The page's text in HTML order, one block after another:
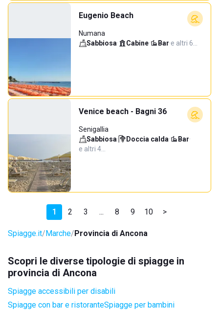
Eugenio Beach
Numana
Sabbiosa· Cabine· Bar·e altri 6…
Venice beach - Bagni 36
Senigallia
Sabbiosa· Doccia calda· Bar·
e altri 4…
1 2 3 ... 8 9 10 >
Spiagge.it Marche Provincia di Ancona
Scopri le diverse tipologie di spiagge in
provincia di Ancona
Spiagge accessibili per disabili
Spiagge con bar e ristoranteSpiagge per bambini